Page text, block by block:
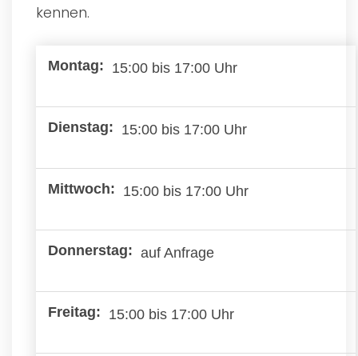
kennen.
15:00 bis 17:00 Uhr
15:00 bis 17:00 Uhr
15:00 bis 17:00 Uhr
auf Anfrage
15:00 bis 17:00 Uhr